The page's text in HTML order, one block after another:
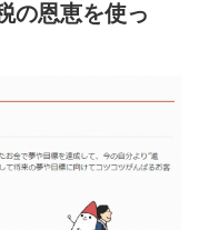
の恩恵を使っ